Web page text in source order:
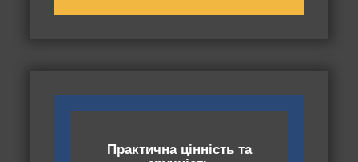
Практична цінність та